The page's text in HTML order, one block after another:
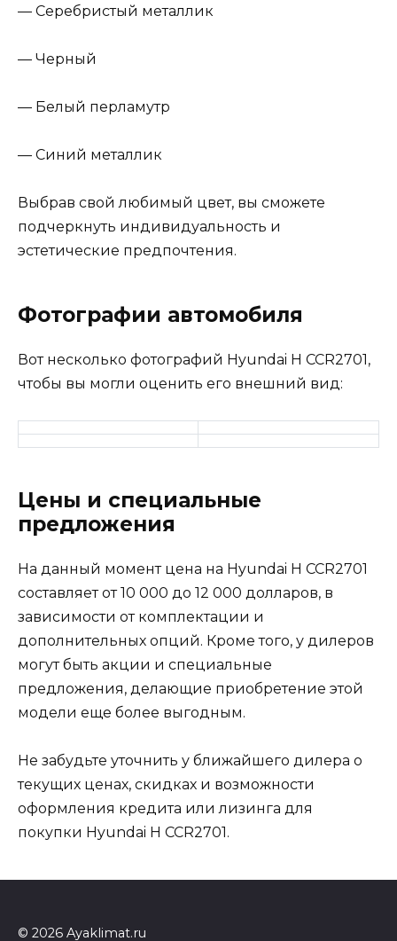
— Серебристый металлик
— Черный
— Белый перламутр
— Синий металлик
Выбрав свой любимый цвет, вы сможете
подчеркнуть индивидуальность и
эстетические предпочтения.
Фотографии автомобиля
Вот несколько фотографий Hyundai H CCR2701,
чтобы вы могли оценить его внешний вид:
Цены и специальные
предложения
На данный момент цена на Hyundai H CCR2701
составляет от 10 000 до 12 000 долларов, в
зависимости от комплектации и
дополнительных опций. Кроме того, у дилеров
могут быть акции и специальные
предложения, делающие приобретение этой
модели еще более выгодным.
Не забудьте уточнить у ближайшего дилера о
текущих ценах, скидках и возможности
оформления кредита или лизинга для
покупки Hyundai H CCR2701.
© 2026 Ayaklimat.ru